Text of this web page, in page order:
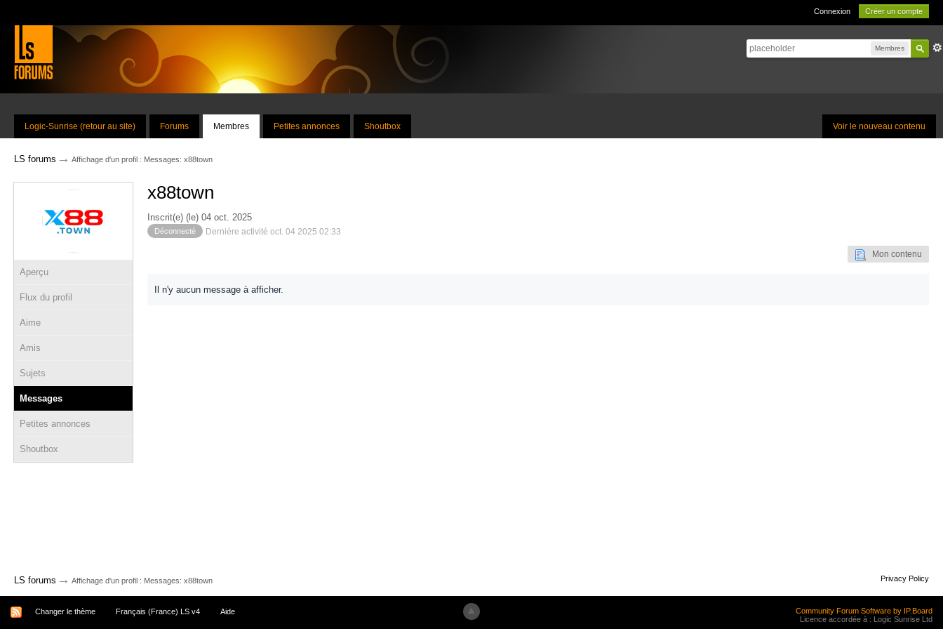
Connexion Créer un compte
Membres
Voir le nouveau contenu
Logic-Sunrise (retour au site) Forums Membres Petites annonces Shoutbox
LS forums → Affichage d'un profil : Messages: x88town
Aperçu
Flux du profil
Aime
Amis
Sujets
Messages
Petites annonces
Shoutbox
x88town
Inscrit(e) (le) 04 oct. 2025
Déconnecté Dernière activité oct. 04 2025 02:33
Mon contenu
Il n'y aucun message à afficher.
LS forums → Affichage d'un profil : Messages: x88town Privacy Policy
Changer le thème Français (France) LS v4 Aide
Community Forum Software by IP.Board
Licence accordée à : Logic Sunrise Ltd